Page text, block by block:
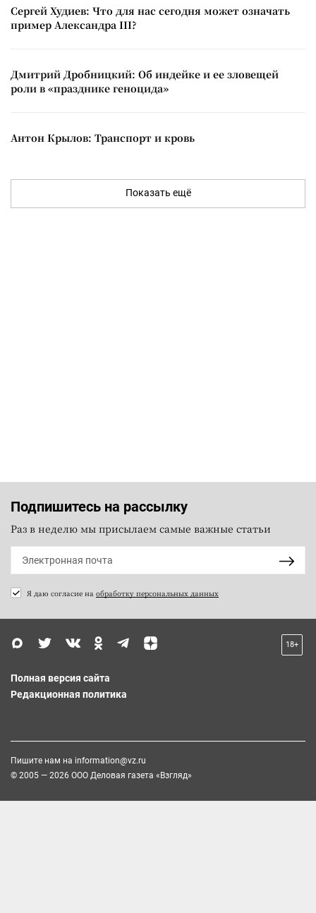
Сергей Худиев: Что для нас сегодня может означать
пример Александра III?
Дмитрий Дробницкий: Об индейке и ее зловещей
роли в «празднике геноцида»
Антон Крылов: Транспорт и кровь
Показать ещё
Подпишитесь на рассылку
Раз в неделю мы присылаем самые важные статьи
Я даю согласие на обработку персональных данных
18+
Полная версия сайта
Редакционная политика
Пишите нам на information@vz.ru
© 2005 — 2026 ООО Деловая газета «Взгляд»